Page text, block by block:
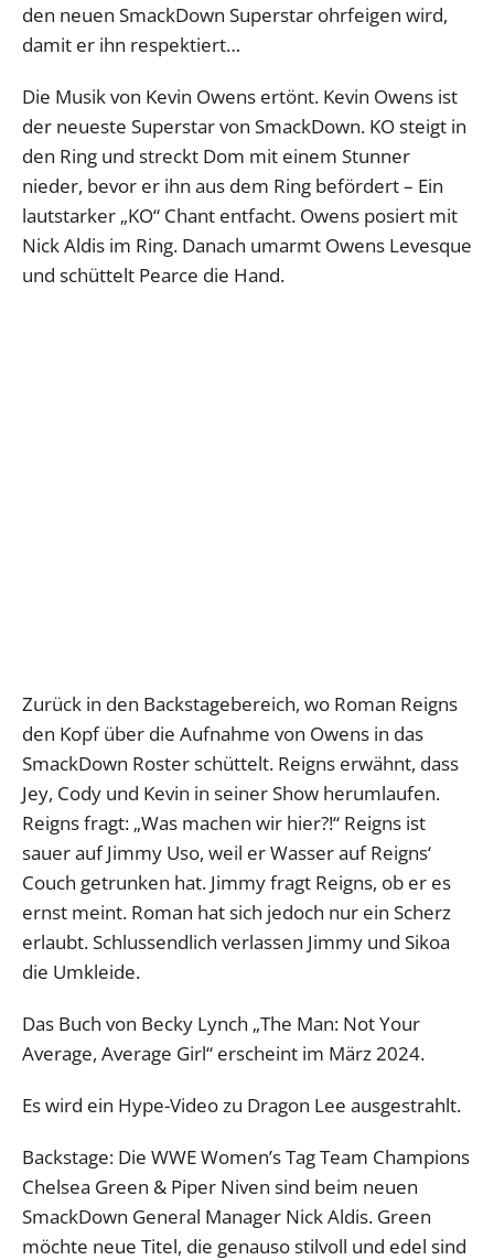
den neuen SmackDown Superstar ohrfeigen wird,
damit er ihn respektiert…
Die Musik von Kevin Owens ertönt. Kevin Owens ist
der neueste Superstar von SmackDown. KO steigt in
den Ring und streckt Dom mit einem Stunner
nieder, bevor er ihn aus dem Ring befördert – Ein
lautstarker „KO“ Chant entfacht. Owens posiert mit
Nick Aldis im Ring. Danach umarmt Owens Levesque
und schüttelt Pearce die Hand.
Zurück in den Backstagebereich, wo Roman Reigns
den Kopf über die Aufnahme von Owens in das
SmackDown Roster schüttelt. Reigns erwähnt, dass
Jey, Cody und Kevin in seiner Show herumlaufen.
Reigns fragt: „Was machen wir hier?!“ Reigns ist
sauer auf Jimmy Uso, weil er Wasser auf Reigns‘
Couch getrunken hat. Jimmy fragt Reigns, ob er es
ernst meint. Roman hat sich jedoch nur ein Scherz
erlaubt. Schlussendlich verlassen Jimmy und Sikoa
die Umkleide.
Das Buch von Becky Lynch „The Man: Not Your
Average, Average Girl“ erscheint im März 2024.
Es wird ein Hype-Video zu Dragon Lee ausgestrahlt.
Backstage: Die WWE Women’s Tag Team Champions
Chelsea Green & Piper Niven sind beim neuen
SmackDown General Manager Nick Aldis. Green
möchte neue Titel, die genauso stilvoll und edel sind